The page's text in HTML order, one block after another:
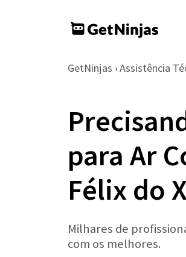
GetNinjas › Assistência
para Ar
Félix do
Milhares de
com os melhores.